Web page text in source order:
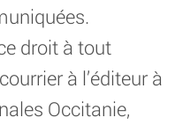
droit à tout
à l’éditeur à
Occitanie,